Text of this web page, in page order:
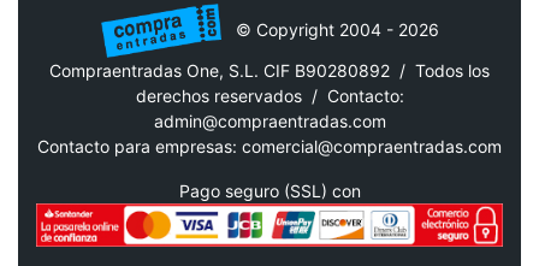
© Copyright 2004 - 2026
Compraentradas One, S.L. CIF B90280892 / Todos los
derechos reservados / Contacto:
admin@compraentradas.com
Contacto para empresas: comercial@compraentradas.com
Pago seguro (SSL) con